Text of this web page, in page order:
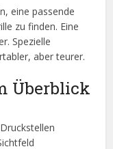
eine passende
zu finden. Eine
Spezielle
aber teurer.
Überblick